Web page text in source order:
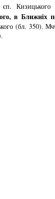
Кизицького
в Ближнiх
(бл. 350).